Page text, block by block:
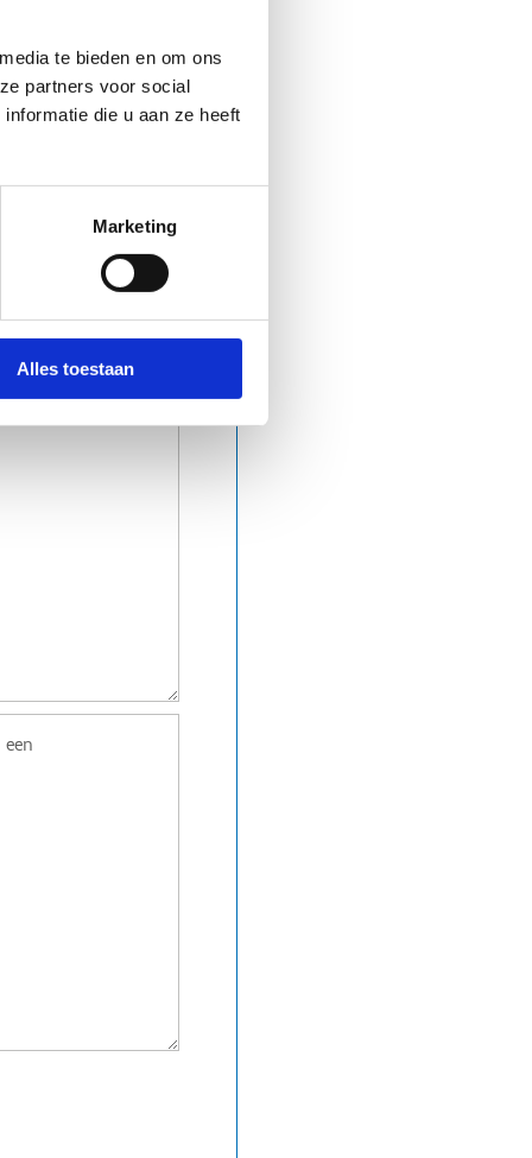
te bieden en om ons
partners voor social
die u aan ze heeft
Marketing
Alles toestaan